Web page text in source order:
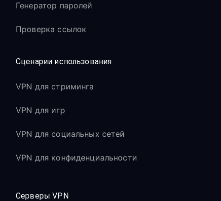
Генератор паролей
Проверка ссылок
Сценарии использования
VPN для стриминга
VPN для игр
VPN для социальных сетей
VPN для конфиденциальности
Серверы VPN